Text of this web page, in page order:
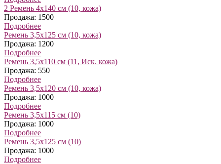
2 Ремень 4х140 см (10, кожа)
Продажа: 1500
Подробнее
Ремень 3,5х125 см (10, кожа)
Продажа: 1200
Подробнее
Ремень 3,5х110 см (11, Иск. кожа)
Продажа: 550
Подробнее
Ремень 3,5х120 см (10, кожа)
Продажа: 1000
Подробнее
Ремень 3,5х115 см (10)
Продажа: 1000
Подробнее
Ремень 3,5х125 см (10)
Продажа: 1000
Подробнее